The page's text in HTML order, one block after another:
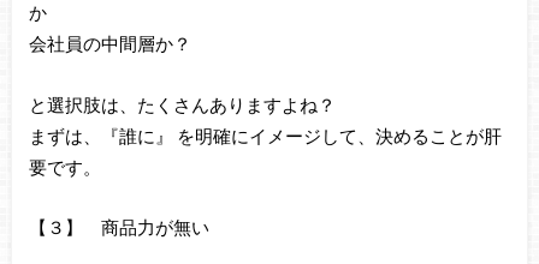
か
会社員の中間層か？
と選択肢は、たくさんありますよね？
まずは、『誰に』 を明確にイメージして、決めることが肝
要です。
【３】 商品力が無い